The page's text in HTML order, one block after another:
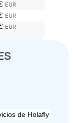
EUR
EUR
EUR
de Holafly